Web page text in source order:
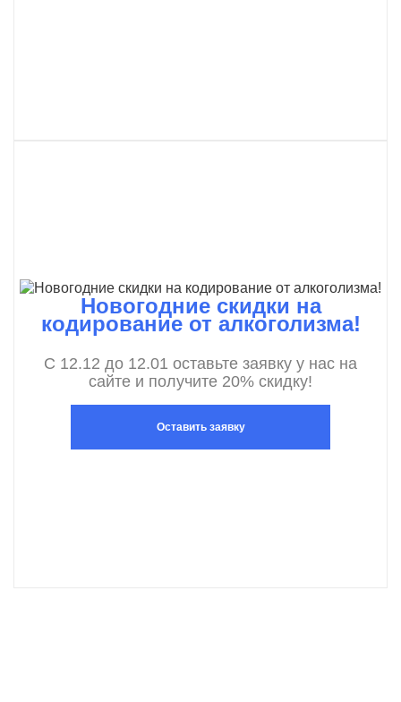
Новогодние скидки на
кодирование от алкоголизма!
С 12.12 до 12.01 оставьте заявку у нас на
сайте и получите 20% скидку!
Оставить заявку